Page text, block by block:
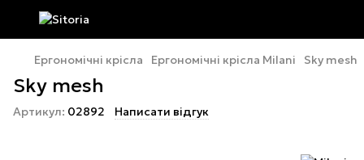
Ергономічні крісла Ергономічні крісла Milani Sky mesh
Sky mesh
Артикул: 02892 Написати відгук